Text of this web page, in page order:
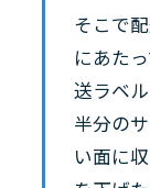
そこで
にあた
送ラベ
半分の
い面に